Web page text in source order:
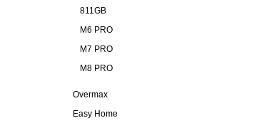
811GB
M6 PRO
M7 PRO
M8 PRO
Overmax
Easy Home